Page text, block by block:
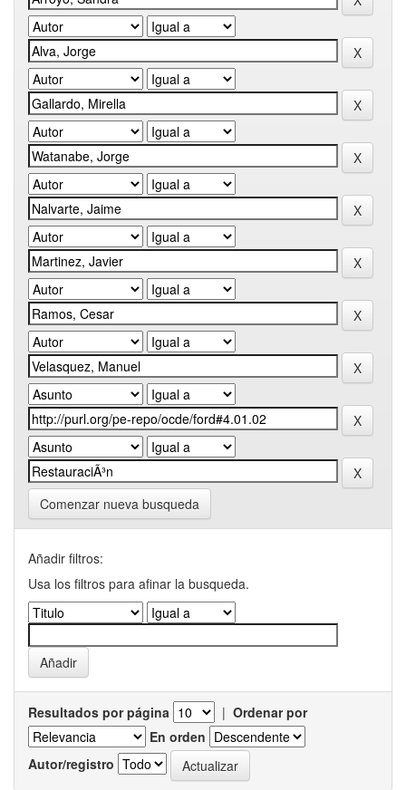
Comenzar nueva busqueda
Añadir filtros:
Usa los filtros para afinar la busqueda.
Resultados por página | Ordenar por
En orden
Autor/registro